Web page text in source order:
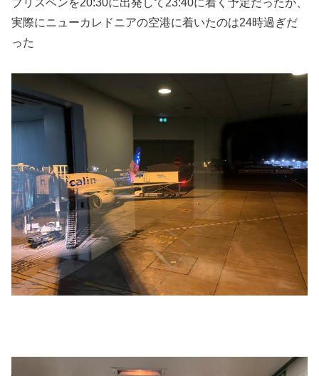
ブリスベンを20:30に出発して23:40に着く予定だったが、
実際にニューカレドニアの空港に着いたのは24時過ぎだ
った